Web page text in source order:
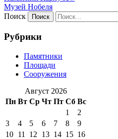
Музей Нобеля
Поиск
Рубрики
Памятники
Площади
Сооружения
Август 2026
Пн Вт Ср Чт Пт Сб Вс
1
2
3
4 5 6 7 8
9
10 11 12 13 14 15 16